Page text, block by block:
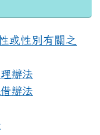
或性別有關之
辦法
辦法